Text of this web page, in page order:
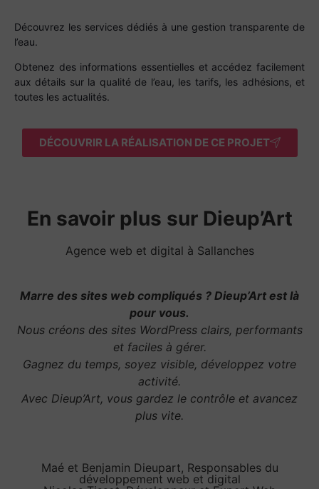
Découvrez les services dédiés à une gestion transparente de
l’eau.
Obtenez des informations essentielles et accédez facilement
aux détails sur la qualité de l’eau, les tarifs, les adhésions, et
toutes les actualités.
DÉCOUVRIR LA RÉALISATION DE CE PROJET
En savoir plus sur Dieup’Art
Agence web et digital à Sallanches
Marre des sites web compliqués ? Dieup’Art est là
pour vous.
Nous créons des sites WordPress clairs, performants
et faciles à gérer.
Gagnez du temps, soyez visible, développez votre
activité.
Avec Dieup’Art, vous gardez le contrôle et avancez
plus vite.
Maé et Benjamin Dieupart, Responsables du
développement web et digital